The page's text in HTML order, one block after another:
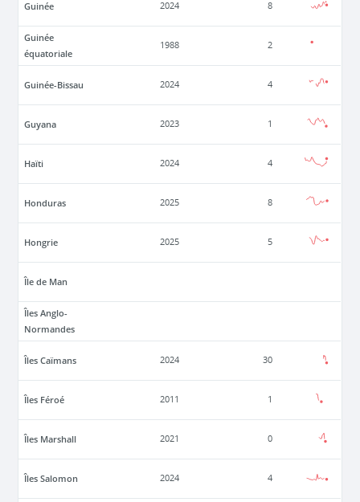
Guinée 2024 8
Guinée
équatoriale
1988 2
Guinée-Bissau 2024 4
Guyana 2023 1
Haïti 2024 4
Honduras 2025 8
Hongrie 2025 5
Île de Man
Îles Anglo-
Normandes
Îles Caïmans 2024 30
Îles Féroé 2011 1
Îles Marshall 2021 0
Îles Salomon 2024 4